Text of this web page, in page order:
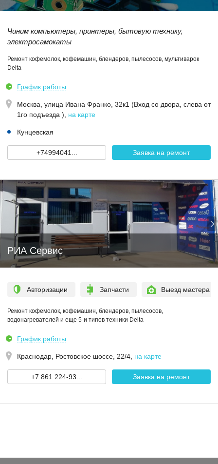
Чиним компьютеры, принтеры, бытовую технику,
электросамокаты
Ремонт кофемолок, кофемашин, блендеров, пылесосов, мультиварок
Delta
График работы
Москва, улица Ивана Франко, 32к1 (Вход со двора, слева от
1го подъезда )
на карте
Кунцевская
+74994041... Заявка на ремонт
РИА Сервис
Авторизации Запчасти Выезд мастера
Ремонт кофемолок, кофемашин, блендеров, пылесосов,
водонагревателей и еще 5-и типов техники Delta
График работы
Краснодар, Ростовское шоссе, 22/4 на карте
+7 861 224-93... Заявка на ремонт